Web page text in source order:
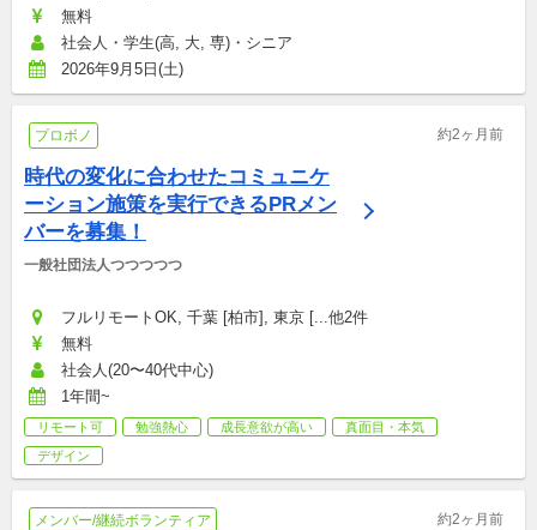
無料
社会人・学生(高, 大, 専)・シニア
2026年9月5日(土)
プロボノ 約2ヶ月前
時代の変化に合わせたコミュニケ
ーション施策を実行できるPRメン
バーを募集！
一般社団法人つつつつつ
フルリモートOK, 千葉 [柏市], 東京 [...他2件
無料
社会人(20〜40代中心)
1年間~
リモート可 勉強熱心 成長意欲が高い
真面目・本気
デザイン
メンバー/継続ボランティア 約2ヶ月前